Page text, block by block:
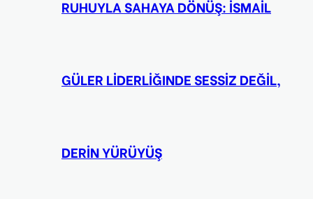
RUHUYLA SAHAYA DÖNÜŞ: İSMAİL
GÜLER LİDERLİĞINDE SESSİZ DEĞİL,
DERİN YÜRÜYÜŞ